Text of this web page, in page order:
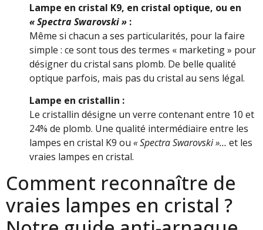
Lampe en cristal K9, en cristal optique, ou en
« Spectra Swarovski » :
Même si chacun a ses particularités, pour la faire
simple : ce sont tous des termes « marketing » pour
désigner du cristal sans plomb. De belle qualité
optique parfois, mais pas du cristal au sens légal.
Lampe en cristallin :
Le cristallin désigne un verre contenant entre 10 et
24% de plomb. Une qualité intermédiaire entre les
lampes en cristal K9 ou « Spectra Swarovski »… et les
vraies lampes en cristal.
Comment reconnaître de
vraies lampes en cristal ?